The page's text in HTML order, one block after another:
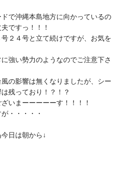
で沖縄本島地方に向かっているの
ですっ！！！
２４号と立て続けですが、お気を
強い勢力のようなのでご注意下さ
の影響は無くなりましたが、シー
残っており！？！？
いまーーーーーす！！！！
・・・・・